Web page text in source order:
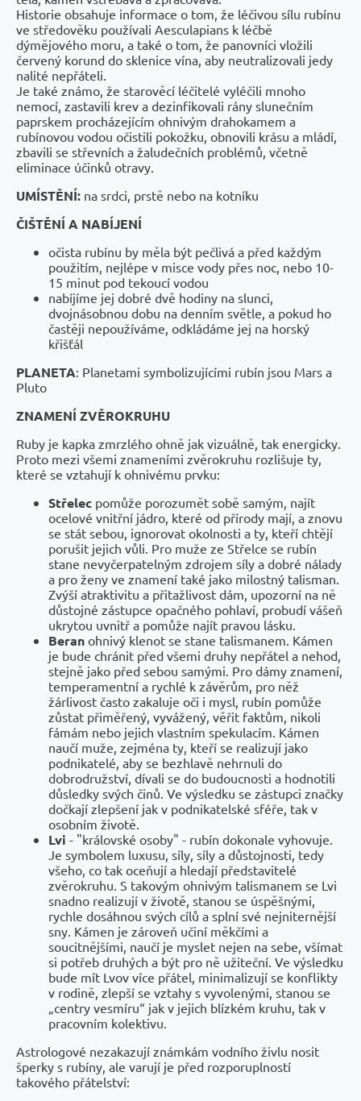
Historie obsahuje informace o tom, že léčivou sílu rubínu
ve středověku používali Aesculapians k léčbě
dýmějového moru, a také o tom, že panovníci vložili
červený korund do sklenice vína, aby neutralizovali jedy
nalité nepřáteli.
Je také známo, že starověcí léčitelé vyléčili mnoho
nemocí, zastavili krev a dezinfikovali rány slunečním
paprskem procházejícím ohnivým drahokamem a
rubínovou vodou očistili pokožku, obnovili krásu a mládí,
zbavili se střevních a žaludečních problémů, včetně
eliminace účinků otravy.
UMÍSTĚNÍ: na srdci, prstě nebo na kotníku
ČIŠTĚNÍ A NABÍJENÍ
očista rubínu by měla být pečlivá a před každým
použitím, nejlépe v misce vody přes noc, nebo 10-
15 minut pod tekoucí vodou
nabíjíme jej dobré dvě hodiny na slunci,
dvojnásobnou dobu na denním světle, a pokud ho
častěji nepoužíváme, odkládáme jej na horský
křišťál
PLANETA: Planetami symbolizujícími rubín jsou Mars a
Pluto
ZNAMENÍ ZVĚROKRUHU
Ruby je kapka zmrzlého ohně jak vizuálně, tak energicky.
Proto mezi všemi znameními zvěrokruhu rozlišuje ty,
které se vztahují k ohnivému prvku:
Střelec pomůže porozumět sobě samým, najít
ocelové vnitřní jádro, které od přírody mají, a znovu
se stát sebou, ignorovat okolnosti a ty, kteří chtějí
porušit jejich vůli. Pro muže ze Střelce se rubín
stane nevyčerpatelným zdrojem síly a dobré nálady
a pro ženy ve znamení také jako milostný talisman.
Zvýší atraktivitu a přitažlivost dám, upozorní na ně
důstojné zástupce opačného pohlaví, probudí vášeň
ukrytou uvnitř a pomůže najít pravou lásku.
Beran ohnivý klenot se stane talismanem. Kámen
je bude chránit před všemi druhy nepřátel a nehod,
stejně jako před sebou samými. Pro dámy znamení,
temperamentní a rychlé k závěrům, pro něž
žárlivost často zakaluje oči i mysl, rubín pomůže
zůstat přiměřený, vyvážený, věřit faktům, nikoli
fámám nebo jejich vlastním spekulacím. Kámen
naučí muže, zejména ty, kteří se realizují jako
podnikatelé, aby se bezhlavě nehrnuli do
dobrodružství, dívali se do budoucnosti a hodnotili
důsledky svých činů. Ve výsledku se zástupci značky
dočkají zlepšení jak v podnikatelské sféře, tak v
osobním životě.
Lvi - "královské osoby" - rubín dokonale vyhovuje.
Je symbolem luxusu, síly, síly a důstojnosti, tedy
všeho, co tak oceňují a hledají představitelé
zvěrokruhu. S takovým ohnivým talismanem se Lvi
snadno realizují v životě, stanou se úspěšnými,
rychle dosáhnou svých cílů a splní své nejniternější
sny. Kámen je zároveň učiní měkčími a
soucitnějšími, naučí je myslet nejen na sebe, všímat
si potřeb druhých a být pro ně užiteční. Ve výsledku
bude mít Lvov více přátel, minimalizují se konflikty
v rodině, zlepší se vztahy s vyvolenými, stanou se
„centry vesmíru“ jak v jejich blízkém kruhu, tak v
pracovním kolektivu.
Astrologové nezakazují známkám vodního živlu nosit
šperky s rubíny, ale varují je před rozporuplností
takového přátelství: